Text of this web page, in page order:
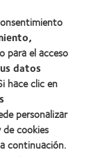
para el acceso
datos
hace clic en
personalizar
cookies
continuación.